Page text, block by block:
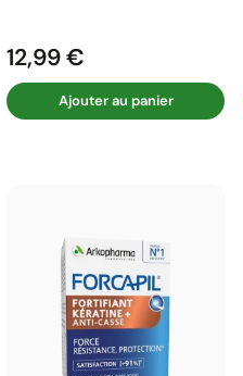
Prix
12,99 €
Ajouter au panier